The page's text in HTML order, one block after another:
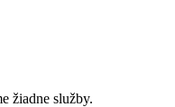
žiadne služby.